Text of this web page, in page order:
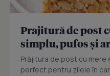
Prajitură de post
simplu, pufos și
Prăjitura de post cu mere
perfect pentru zilele în